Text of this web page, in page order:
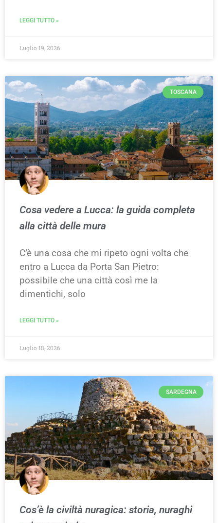
LEGGI TUTTO »
Luglio 19, 2026
TOSCANA
Cosa vedere a Lucca: la guida completa
alla città delle mura
C’è una cosa che mi ripeto ogni volta che
entro a Lucca da Porta San Pietro:
possibile che una città così me la
dimentichi, solo
LEGGI TUTTO »
Luglio 18, 2026
SARDEGNA
Cos’è la civiltà nuragica: storia, nuraghi